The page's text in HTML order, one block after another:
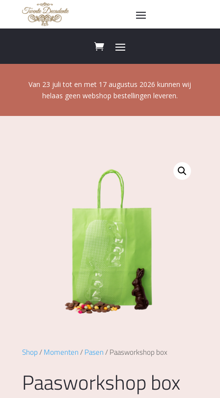
Van 23 juli tot en met 17 augustus 2026 kunnen wij
helaas geen webshop bestellingen leveren.
Shop/Momenten/Pasen/ Paasworkshop box
Paasworkshop box